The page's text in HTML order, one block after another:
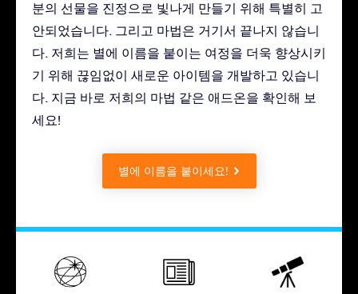
분의 선물을 진정으로 빛나게 만들기 위해 특별히 고
안되었습니다. 그리고 마법은 거기서 끝나지 않습니
다. 저희는 별에 이름을 붙이는 여정을 더욱 향상시키
기 위해 끊임없이 새로운 아이템을 개발하고 있습니
다. 지금 바로 저희의 마법 같은 애드온을 확인해 보
세요!
별에 이름을 붙이세요!